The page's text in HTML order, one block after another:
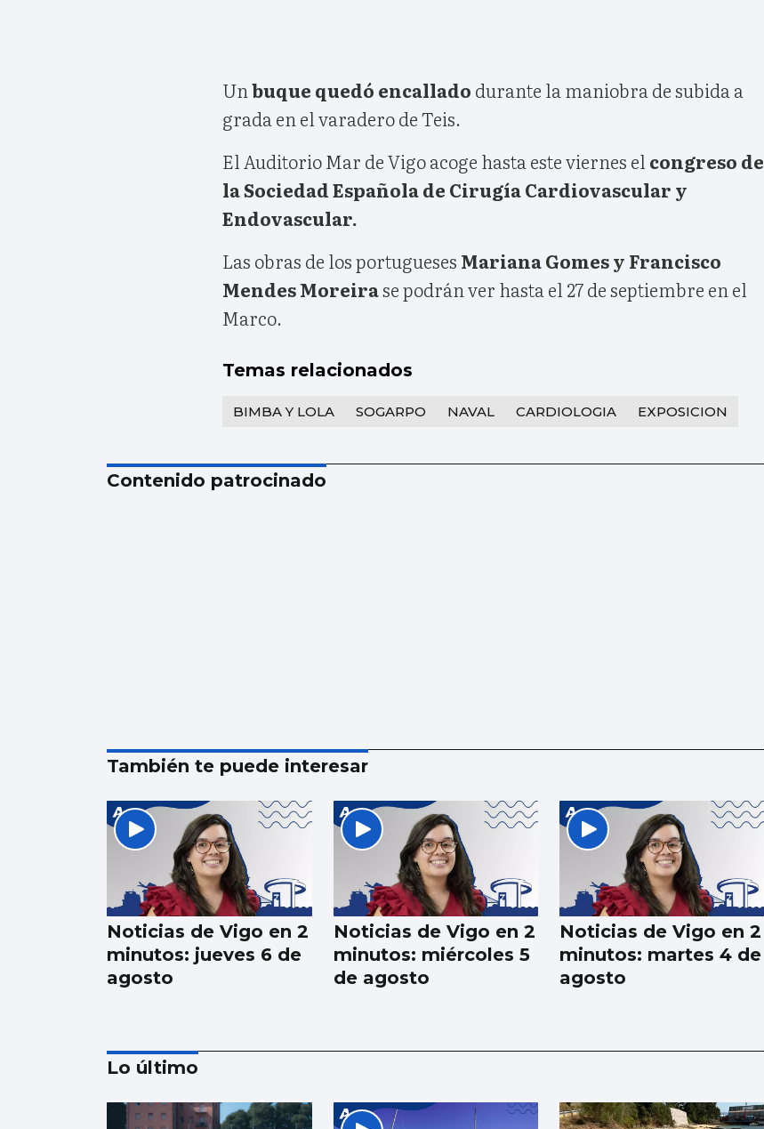
Unbuque quedó encallado durante la maniobra de subida a
grada en el varadero de Teis.
El Auditorio Mar de Vigo acoge hasta este viernes el congreso de
la Sociedad Española de Cirugía Cardiovascular y
Endovascular.
Las obras de los portugueses Mariana Gomes y Francisco
Mendes Moreirase podrán ver hasta el 27 de septiembre en el
Marco.
Temas relacionados
BIMBA Y LOLA SOGARPO NAVAL CARDIOLOGIA EXPOSICION
Contenido patrocinado
También te puede interesar
Noticias de Vigo en 2
minutos: jueves 6 de
agosto
Noticias de Vigo en 2
minutos: miércoles 5
de agosto
Noticias de Vigo en 2
minutos: martes 4 de
agosto
Lo último